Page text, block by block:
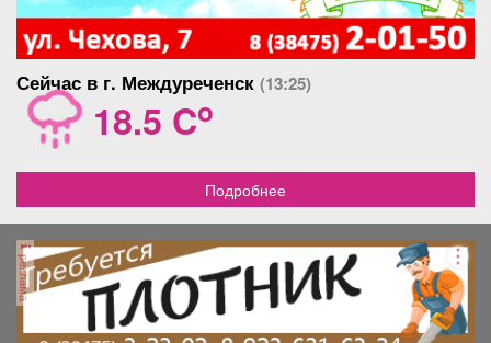
Сейчас в г. Междуреченск (13:25)
18.5 Co
Подробнее
реклама